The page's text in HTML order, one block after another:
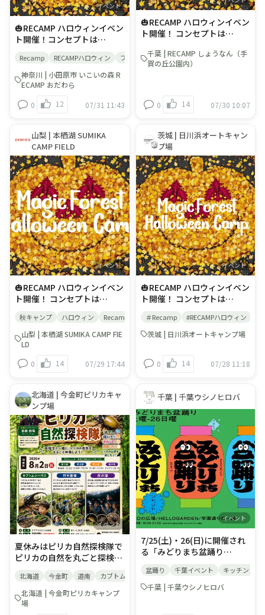
枚プレゼント） ※イベント内
容につきましては、予告なく
変更される場合がございます
約の場合は2枚プレゼント）
※イベント内容につきまして
は、予告なく変更される場合
がございます
テーマに、自然素材を使っ
て、自由に工作しよう！ ■参
加料：無料(予約不要) ※フリ
ースペースです。ご自由にご
タル棟前クラフトスペース 🎃
ハロウィン限定オリジナルス
テッカープレゼント！ 期間中
にご宿泊いただいたお客様
へ、ハロウィンオリジナルス
す！ この時期にしか手に入ら
ない特別なステッカーです。
ぜひこのチャンスにゲットし
てください！ ◎対象期間：9
月25日(金)～10月31日(土) ◎
対象者： ・上記期間内チェッ
クインのお客様 ・宿泊プラン
をご利用の予約代表者様 ※デ
イキャンプ・BBQは除く ※1
プランのご予約で1枚プレゼ
ントいたします。（ご代表者
様が2プランご予約の場合は2
枚プレゼント） ※イベント内
容につきましては、予告なく
変更される場合がございます
イベント
🎃RECAMP ハロウィンイベン
ト開催！コンセプトは
Camp」魔法と変身で、自然
とつながる。— ちょっと怖く
て、すごく楽しい —いつもと
れながら、人とのつながりを
文化祭。■イベント開催期
間：9/25∼10/31＜イベント
内容＞🎃Monster Hunt（フ
ィールドラリー）キャンプ場
に隠れているモンスターを見
つけて、あいことばを完成さ
せよう。■参加料：無料（予
約不要）管理棟前かフロント
にある用紙を取り、ご自由に
ご参加ください。 🎃
Halloween Craft（クラフト
イベント）「魔法と変身」を
テーマに、自然素材を使っ
て、自由に工作しよう！■参
加料：無料(予約不要)※フリ
ースペースです。ご自由にご
RECAMPおだわら管理棟前 🎃
ハロウィン限定オリジナルス
テッカープレゼント！期間中
へ、ハロウィンオリジナルス
す！この時期にしか手に入ら
ない特別なステッカーです。
ぜひこのチャンスにゲットし
てください！◎対象期間：9
月25日(金)～10月31日(土)◎
対象者：・上記期間内チェッ
クインのお客様・宿泊プラン
をご利用の予約代表者様※デ
イキャンプ・BBQは除く※1
プランのご予約で1枚プレゼ
ントいたします。（ご代表者
様が2プランご予約の場合は2
枚プレゼント）※イベント内
容につきましては、予告なく
変更される場合がございます
Recamp RECAMPハロウィン ファミリーキャンプ 小田原 いこいの森
神奈川 | 小田原市 いこいの森 R
ECAMP おだわら
0
12 07/31 11:43
🎃RECAMP ハロウィンイベン
ト開催！ コンセプトは
Camp」 魔法と変身で、自然
とつながる。— ちょっと怖く
れながら、人とのつながりを
感じる、“感謝”を分かち合う
間：9/25∼10/31 ＜イベント
内容＞ 🎃Monster Hunt（フ
ィールドラリー） キャンプ場
に隠れている5体のモンスタ
ーを見つけて、あいことばを
完成させよう。 ■参加料：無
料（予約不要）フロントにあ
る用紙を取り、ご自由にご参
加ください。 🎃 Halloween
Craft（クラフトイベント）
「魔法と変身」をテーマに、
自然素材を使って、自由に工
作しよう！ ■参加料：無料
(予約不要)※フリースペース
です。ご自由にご参加くださ
い。 ■場所：RECAMP常総ク
ラフトルーム(菅生沼エリア
ジナルステッカープレゼン
たお客様へ、ハロウィンオリ
ジナルステッカーをプレゼン
に入らない特別なステッカー
です。ぜひこのチャンスにゲ
ットしてください！ ◎対象期
間：9月25日(金)～10月31日
(土) ◎対象者： ・上記期間内
チェックインのお客様 ・宿泊
プランをご利用の予約代表者
様 ※デイキャンプ・BBQは
除く ※1プランのご予約で1
枚プレゼントいたします。
（ご代表者様が2プランご予
約の場合は2枚プレゼント）
◎お渡し方法： ・チェックイ
ン時にフロントでお渡ししま
す。 ・フロントに立ち寄らず
ロントまでお越しいただき、
スタッフにお声がけくださ
千葉 | RECAMP しょうなん（手
賀の丘公園内）
0 14 07/30 10:07
山梨 | 本栖湖 SUMIKA
CAMP FIELD
イベント
🎃RECAMP ハロウィンイベン
ト開催！ コンセプトは
Camp」 魔法と変身で、自然
とつながる。 — ちょっと怖
くて、すごく楽しい — いつ
にふれながら、 人とのつなが
合う文化祭。 ■イベント開催
期間：9月25日(金)～10月31
日(土) ＜イベント内容＞ 🎃ハ
ロウィン限定オリジナルステ
ッカープレゼント！期間中に
ご宿泊いただいたお客様へ、
ハロウィンオリジナルステッ
カーをプレゼントします！こ
の時期にしか手に入らない特
別なステッカーです。ぜひこ
のチャンスにゲットしてくだ
さい！ ◎対象期間：9月25日
(金)～10月31日(土)◎対象
者：・上記期間内チェックイ
ンのお客様・宿泊プランをご
利用の予約代表者様※デイキ
ンのご予約で1枚プレゼント
いたします。（ご代表者様が
2プランご予約の場合は2枚プ
秋キャンプ ハロウィン Recamp RECAMPハロウィン 紅葉
山梨 | 本栖湖 SUMIKA CAMP FIE
LD
0
14 07/29 17:44
茨城 | 日川浜オートキャン
プ場
イベント
🎃RECAMP ハロウィンイベン
ト開催！ コンセプトは
Camp」 魔法と変身で、自然
とつながる。 — ちょっと怖
にふれながら、 人とのつなが
合う文化祭。 ■イベント開催
期間：9/25∼10/31 ＜イベン
ト内容＞ 🎃Monster
Hunt（フィールドラリー）
キャンプ場に隠れているモン
スターを見つけて、あいこと
ばを完成させよう。 ■参加
料：無料（予約不要） フロン
トにある用紙を取り、ご自由
にご参加ください。 🎃
Halloween Craft（クラフト
イベント） 「魔法と変身」を
テーマに、自然素材を使っ
て、自由に工作しよう！ ■参
加料：無料(予約不要) ※フリ
ースペースです。ご自由にご
参加ください。 ■場所：受付
ルステッカープレゼント！ 期
＃Recamp #RECAMPハロウィン
茨城 | 日川浜オートキャンプ場
0 14 07/28 11:18
北海道 | 今金町ピリカキャ
ンプ場
イベント
夏休みはピリカ自然探検隊で
ピリカの自然を丸ごと探検し
ら虫はかせ「斎藤彦馬はか
せ」がピリカにやってきま
す！ 見て！聞いて！触って！
北海道 今金町 道南 カブトムシ クワガタ
北海道 | 今金町ピリカキャンプ
場
千葉 | 千葉ウシノヒロバ
イベント
7/25(土)・26(日)に開催され
る「みどりまち盆踊り
バ ミルクバースタンドが出店
いたします🐄🍹🍦濃厚なソフ
盆踊り 千葉イベント キッチンカー
千葉 | 千葉ウシノヒロバ